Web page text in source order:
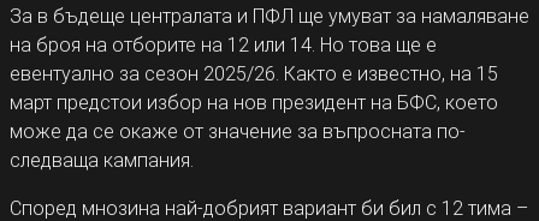
За в бъдеще централата и ПФЛ ще умуват за намаляване
на броя на отборите на 12 или 14. Но това ще е
евентуално за сезон 2025/26. Както е известно, на 15
март предстои избор на нов президент на БФС, което
може да се окаже от значение за въпросната по-
следваща кампания.
Според мнозина най-добрият вариант би бил с 12 тима –